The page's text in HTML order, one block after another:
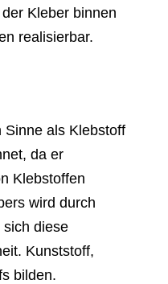
Kleber binnen
realisierbar.
Sinne als Klebstoff
da er
Klebstoffen
wird durch
sich diese
Kunststoff,
bilden.